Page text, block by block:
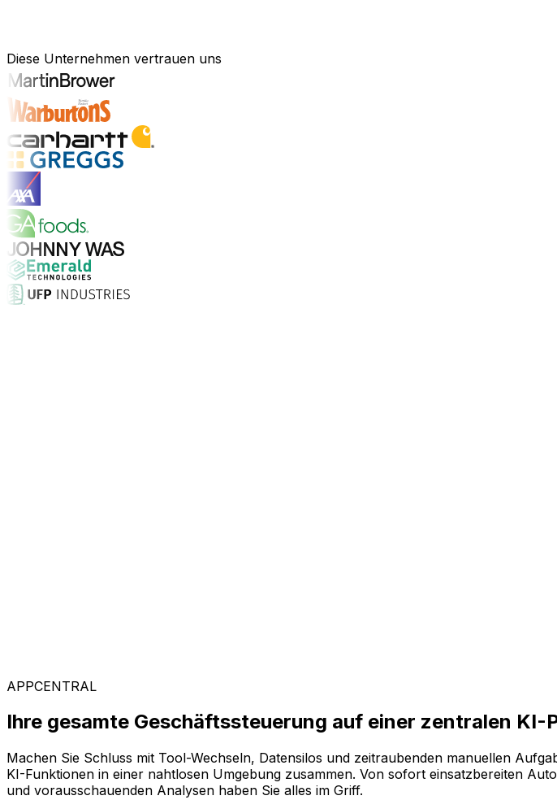
Branchenlösungen entdecken
Diese Unternehmen vertrauen uns
APPCENTRAL
Ihre gesamte Geschäftssteuerung auf einer zentralen KI-
Machen Sie Schluss mit Tool-Wechseln, Datensilos und zeitraubenden manuellen
KI-Funktionen in einer nahtlosen Umgebung zusammen. Von sofort einsatzbereiten
und vorausschauenden Analysen haben Sie alles im Griff.